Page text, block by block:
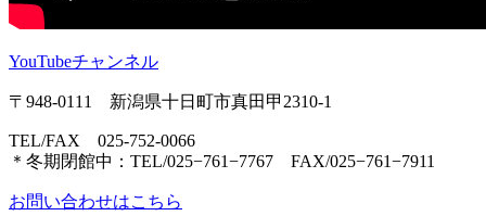
YouTubeチャンネル
〒948-0111 新潟県十日町市真田甲2310-1
TEL/FAX 025-752-0066
＊冬期閉館中：TEL/025−761−7767 FAX/025−761−7911
お問い合わせはこちら